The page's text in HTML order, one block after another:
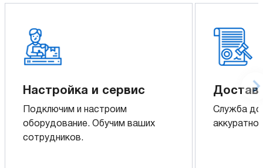
Настройка и сервис
Подключим и настроим
оборудование. Обучим ваших
сотрудников.
Служба
аккуратно